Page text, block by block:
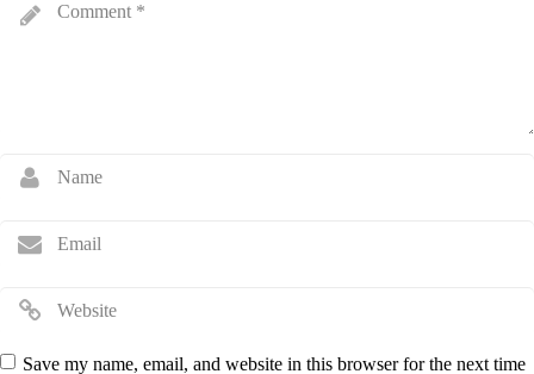
Save my name, email, and website in this browser for the next time